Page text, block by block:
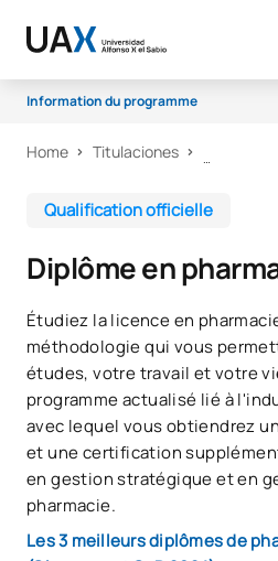
Information du programme
Programme
Qualité
Home Titulaciones
Qualification officielle
Diplôme en
Étudiez la licence en
méthodologie qui vous
études, votre travail et votre
programme actualisé lié à
avec lequel vous obtiendrez
et une certification
en gestion stratégique et en
pharmacie.
Les 3 meilleurs diplômes de